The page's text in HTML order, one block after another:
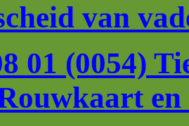
van
01 (0054)